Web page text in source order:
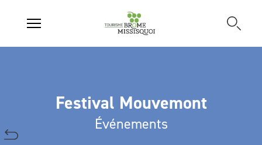
Festival Mouvemont
Événements